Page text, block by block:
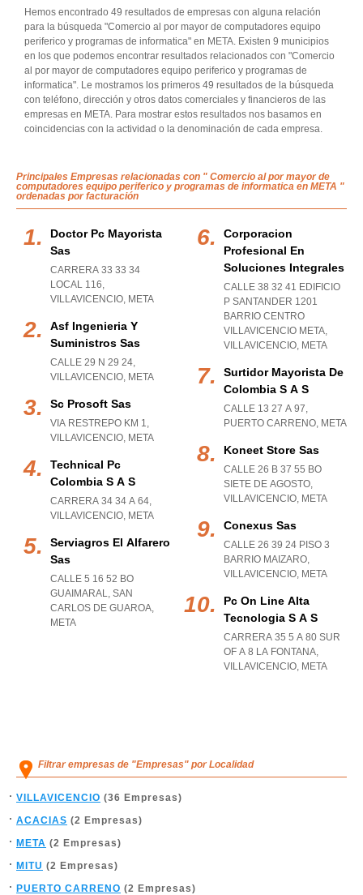
Hemos encontrado 49 resultados de empresas con alguna relación
para la búsqueda "Comercio al por mayor de computadores equipo
periferico y programas de informatica" en META. Existen 9 municipios
en los que podemos encontrar resultados relacionados con "Comercio
al por mayor de computadores equipo periferico y programas de
informatica". Le mostramos los primeros 49 resultados de la búsqueda
con teléfono, dirección y otros datos comerciales y financieros de las
empresas en META. Para mostrar estos resultados nos basamos en
coincidencias con la actividad o la denominación de cada empresa.
Principales Empresas relacionadas con " Comercio al por mayor de
computadores equipo periferico y programas de informatica en META "
ordenadas por facturación
Doctor Pc Mayorista
Sas
CARRERA 33 33 34
LOCAL 116,
VILLAVICENCIO, META
Asf Ingenieria Y
Suministros Sas
CALLE 29 N 29 24,
VILLAVICENCIO, META
Sc Prosoft Sas
VIA RESTREPO KM 1,
VILLAVICENCIO, META
Technical Pc
Colombia S A S
CARRERA 34 34 A 64,
VILLAVICENCIO, META
Serviagros El Alfarero
Sas
CALLE 5 16 52 BO
GUAIMARAL, SAN
CARLOS DE GUAROA,
META
Corporacion
Profesional En
Soluciones Integrales
CALLE 38 32 41 EDIFICIO
P SANTANDER 1201
BARRIO CENTRO
VILLAVICENCIO META,
VILLAVICENCIO, META
Surtidor Mayorista De
Colombia S A S
CALLE 13 27 A 97,
PUERTO CARRENO, META
Koneet Store Sas
CALLE 26 B 37 55 BO
SIETE DE AGOSTO,
VILLAVICENCIO, META
Conexus Sas
CALLE 26 39 24 PISO 3
BARRIO MAIZARO,
VILLAVICENCIO, META
Pc On Line Alta
Tecnologia S A S
CARRERA 35 5 A 80 SUR
OF A 8 LA FONTANA,
VILLAVICENCIO, META
Filtrar empresas de "Empresas" por Localidad
VILLAVICENCIO (36 Empresas)
ACACIAS (2 Empresas)
META (2 Empresas)
MITU (2 Empresas)
PUERTO CARRENO (2 Empresas)